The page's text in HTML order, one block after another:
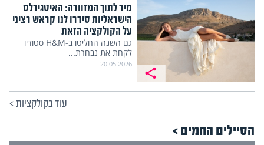
מיד לתוך המזוודה: האיטגירלס
הישראליות סידרו לנו קראש רציני
על הקולקציה הזאת
גם השנה החליטו ב-H&M סטודיו
לקחת את נבחרת...
20.05.2026
עוד בקולקציות>
הסיילים החמים >